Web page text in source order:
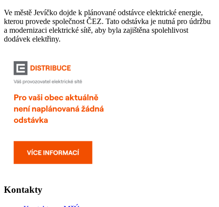
Ve městě Jevíčko dojde k plánované odstávce elektrické energie,
kterou provede společnost ČEZ. Tato odstávka je nutná pro údržbu
a modernizaci elektrické sítě, aby byla zajištěna spolehlivost
dodávek elektřiny.
Kontakty